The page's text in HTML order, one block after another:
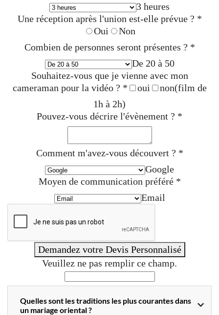
3 heures
Une réception après l'union est-elle prévue ? *
Oui
Non
Combien de personnes seront présentes ? *
De 20 à 50
Souhaitez-vous que je vienne avec mon
cameraman pour la vidéo ? * oui non(film de
1h à 2h)
Pouvez-vous décrire l'évènement ? *
Comment m'avez-vous découvert ? *
Google
Moyen de communication préféré *
Email
Demandez votre Devis Personnalisé
Veuillez ne pas remplir ce champ.
Quelles sont les traditions les plus courantes dans
un mariage oriental ?